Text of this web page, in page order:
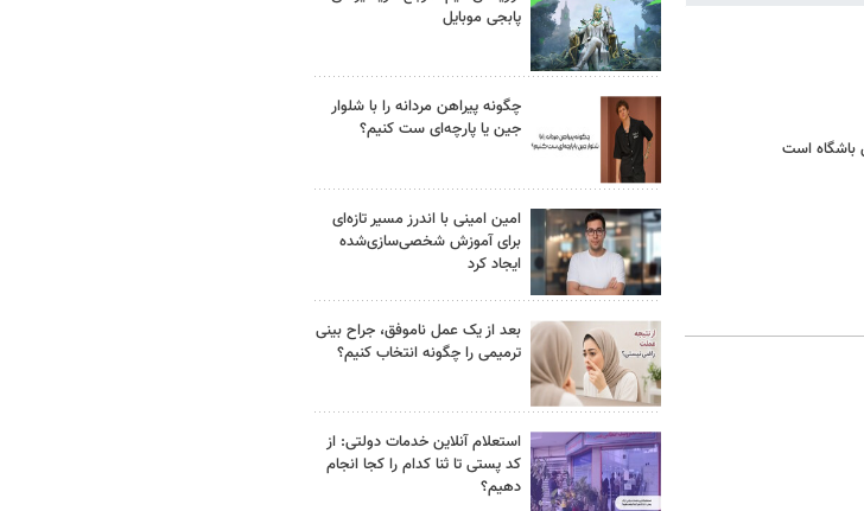
پابجی موبایل
چگونه پیراهن مردانه را با شلوار
جین یا پارچه‌ای ست کنیم؟
امین امینی با اندرز مسیر تازه‌ای
برای آموزش شخصی‌سازی‌شده
ایجاد کرد
بعد از یک عمل ناموفق، جراح بینی
ترمیمی را چگونه انتخاب کنیم؟
استعلام آنلاین خدمات دولتی: از
کد پستی تا ثنا کدام را کجا انجام
دهیم؟